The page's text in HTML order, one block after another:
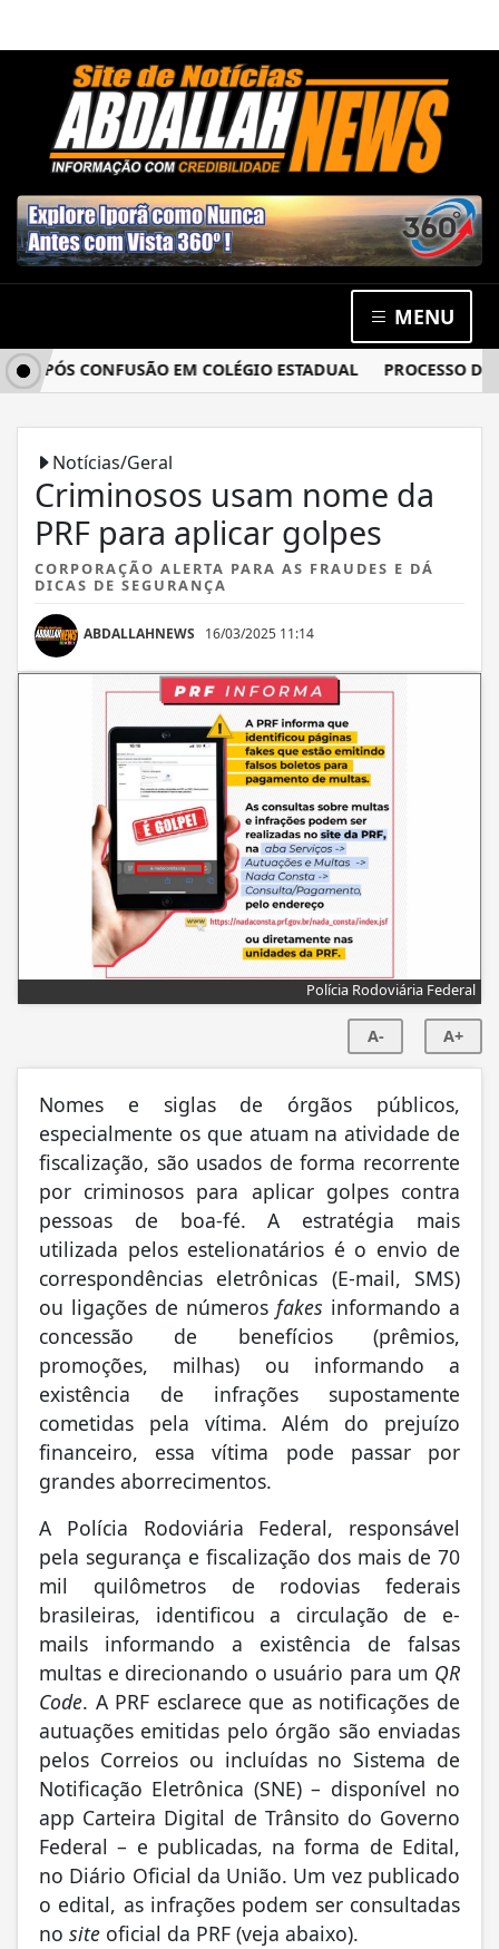
MENU
CONFUSÃO EM COLÉGIO ESTADUAL PROCESSO DO
Notícias/Geral
Criminosos usam nome da
PRF para aplicar golpes
CORPORAÇÃO ALERTA PARA AS FRAUDES E DÁ
DICAS DE SEGURANÇA
ABDALLAHNEWS 16/03/2025 11:14
Polícia Rodoviária Federal
A- A+
Nomes e siglas de órgãos públicos,
especialmente os que atuam na atividade de
fiscalização, são usados de forma recorrente
por criminosos para aplicar golpes contra
pessoas de boa-fé. A estratégia mais
utilizada pelos estelionatários é o envio de
correspondências eletrônicas (E-mail, SMS)
ou ligações de números fakes informando a
concessão de benefícios (prêmios,
promoções, milhas) ou informando a
existência de infrações supostamente
cometidas pela vítima. Além do prejuízo
financeiro, essa vítima pode passar por
grandes aborrecimentos.
A Polícia Rodoviária Federal, responsável
pela segurança e fiscalização dos mais de 70
mil quilômetros de rodovias federais
brasileiras, identificou a circulação de e-
mails informando a existência de falsas
multas e direcionando o usuário para um QR
Code. A PRF esclarece que as notificações de
autuações emitidas pelo órgão são enviadas
pelos Correios ou incluídas no Sistema de
Notificação Eletrônica (SNE) – disponível no
app Carteira Digital de Trânsito do Governo
Federal – e publicadas, na forma de Edital,
no Diário Oficial da União. Um vez publicado
o edital, as infrações podem ser consultadas
no site oficial da PRF (veja abaixo).